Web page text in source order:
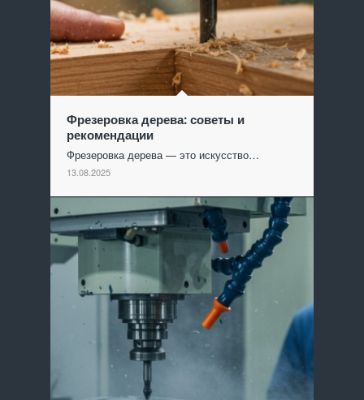
Фрезеровка дерева: советы и
рекомендации
Фрезеровка дерева — это искусство…
13.08.2025